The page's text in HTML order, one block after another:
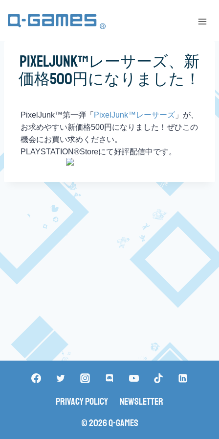
PixelJunk™レーサーズ、新
価格500円になりました！
PixelJunk™第一弾「 PixelJunk™レーサーズ 」が、
お求めやすい新価格500円になりました！ぜひこの
機会にお買い求めください。
PLAYSTATION®Storeにて好評配信中です。
Privacy Policy
Newsletter
© 2026 Q-Games